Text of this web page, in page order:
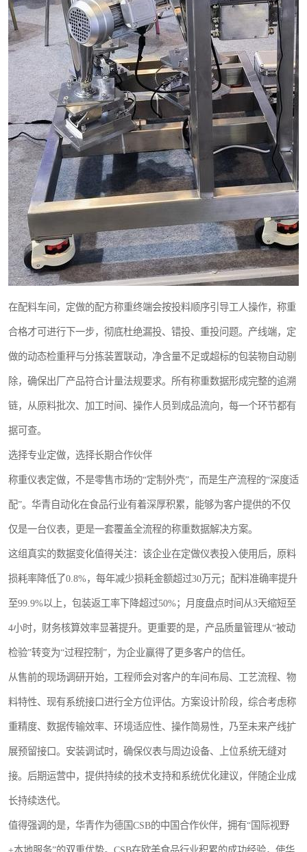
在配料车间，定做的配方称重终端会按投料顺序引导工人操作，称重
合格才可进行下一步，彻底杜绝漏投、错投、重投问题。产线端，定
做的动态检重秤与分拣装置联动，净含量不足或超标的包装物自动剔
除，确保出厂产品符合计量法规要求。所有称重数据形成完整的追溯
链，从原料批次、加工时间、操作人员到成品流向，每一个环节都有
据可查。
选择专业定做，选择长期合作伙伴
称重仪表定做，不是零售市场的“定制外壳”，而是生产流程的“深度适
配”。华青自动化在食品行业有着深厚积累，能够为客户提供的不仅
仅是一台仪表，更是一套覆盖全流程的称重数据解决方案。
这组真实的数据变化值得关注：该企业在定做仪表投入使用后，原料
损耗率降低了0.8%，每年减少损耗金额超过30万元；配料准确率提升
至99.9%以上，包装返工率下降超过50%；月度盘点时间从3天缩短至
4小时，财务核算效率显著提升。更重要的是，产品质量管理从“被动
检验”转变为“过程控制”，为企业赢得了更多客户的信任。
从售前的现场调研开始，工程师会对客户的车间布局、工艺流程、物
料特性、现有系统接口进行全方位评估。方案设计阶段，综合考虑称
重精度、数据传输效率、环境适应性、操作简易性，乃至未来产线扩
展预留接口。安装调试时，确保仪表与周边设备、上位系统无缝对
接。后期运营中，提供持续的技术支持和系统优化建议，伴随企业成
长持续迭代。
值得强调的是，华青作为德国CSB的中国合作伙伴，拥有“国际视野